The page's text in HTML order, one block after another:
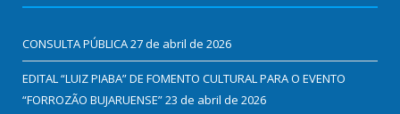
CONSULTA PÚBLICA27 de abril de 2026
EDITAL “LUIZ PIABA” DE FOMENTO CULTURAL PARA O EVENTO
“FORROZÃO BUJARUENSE”23 de abril de 2026